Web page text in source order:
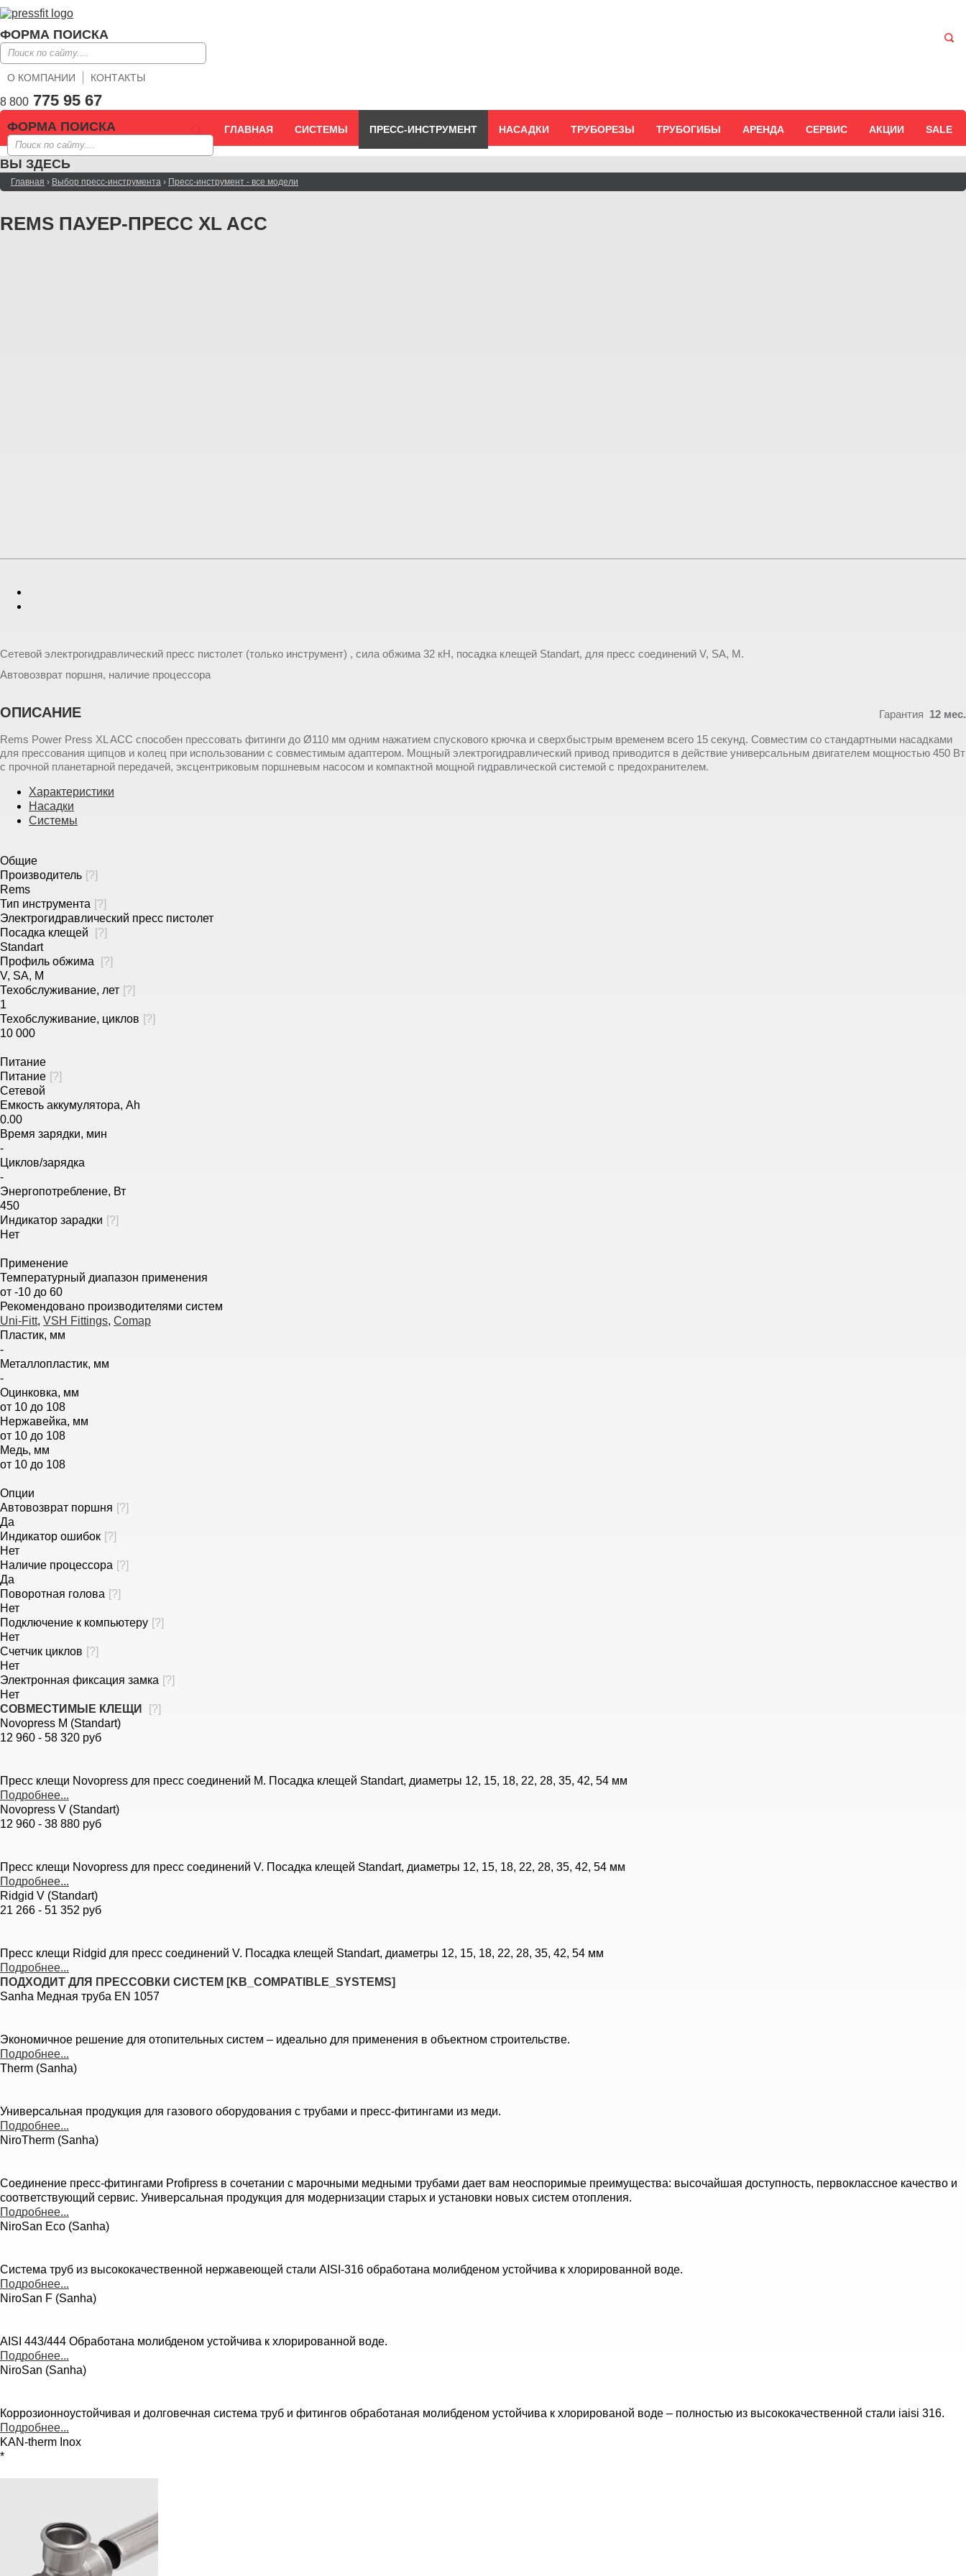
ФОРМА ПОИСКА
О КОМПАНИИ КОНТАКТЫ
8 800 775 95 67
ФОРМА ПОИСКА ГЛАВНАЯ СИСТЕМЫ ПРЕСС-ИНСТРУМЕНТ НАСАДКИ ТРУБОРЕЗЫ ТРУБОГИБЫ АРЕНДА СЕРВИС АКЦИИ SALE
ВЫ ЗДЕСЬ
Главная › Выбор пресс-инструмента › Пресс-инструмент - все модели
REMS ПАУЕР-ПРЕСС XL ACC
Сетевой электрогидравлический пресс пистолет (только инструмент) , сила обжима 32 кН, посадка клещей Standart, для пресс соединений V, SA, M.
Автовозврат поршня, наличие процессора
Гарантия 12 мес.
ОПИСАНИЕ
Rems Power Press XL ACC способен прессовать фитинги до Ø110 мм одним нажатием спускового крючка и сверхбыстрым временем всего 15 секунд. Совместим со стандартными насадками
для прессования щипцов и колец при использовании с совместимым адаптером. Мощный электрогидравлический привод приводится в действие универсальным двигателем мощностью 450 Вт
с прочной планетарной передачей, эксцентриковым поршневым насосом и компактной мощной гидравлической системой с предохранителем.
Характеристики
Насадки
Системы
Общие
Производитель [?]
Rems
Тип инструмента [?]
Электрогидравлический пресс пистолет
Посадка клещей
[?]
Standart
Профиль обжима
[?]
V, SA, M
Техобслуживание, лет [?]
1
Техобслуживание, циклов [?]
10 000
Питание
Питание [?]
Сетевой
Емкость аккумулятора, Ah
0.00
Время зарядки, мин
-
Циклов/зарядка
-
Энергопотребление, Вт
450
Индикатор зарадки [?]
Нет
Применение
Температурный диапазон применения
от -10 до 60
Рекомендовано производителями систем
Uni-Fitt, VSH Fittings, Comap
Пластик, мм
-
Металлопластик, мм
-
Оцинковка, мм
от 10 до 108
Нержавейка, мм
от 10 до 108
Медь, мм
от 10 до 108
Опции
Автовозврат поршня [?]
Да
Индикатор ошибок [?]
Нет
Наличие процессора [?]
Да
Поворотная голова [?]
Нет
Подключение к компьютеру [?]
Нет
Счетчик циклов [?]
Нет
Электронная фиксация замка [?]
Нет
СОВМЕСТИМЫЕ КЛЕЩИ
[?]
Novopress M (Standart)
12 960 - 58 320 руб
Пресс клещи Novopress для пресс соединений M. Посадка клещей Standart, диаметры 12, 15, 18, 22, 28, 35, 42, 54 мм
Подробнее...
Novopress V (Standart)
12 960 - 38 880 руб
Пресс клещи Novopress для пресс соединений V. Посадка клещей Standart, диаметры 12, 15, 18, 22, 28, 35, 42, 54 мм
Подробнее...
Ridgid V (Standart)
21 266 - 51 352 руб
Пресс клещи Ridgid для пресс соединений V. Посадка клещей Standart, диаметры 12, 15, 18, 22, 28, 35, 42, 54 мм
Подробнее...
ПОДХОДИТ ДЛЯ ПРЕССОВКИ СИСТЕМ [KB_COMPATIBLE_SYSTEMS]
Sanha Медная труба EN 1057
Экономичное решение для отопительных систем – идеально для применения в объектном строительстве.
Подробнее...
Therm (Sanha)
Универсальная продукция для газового оборудования с трубами и пресс-фитингами из меди.
Подробнее...
NiroTherm (Sanha)
Соединение пресс-фитингами Profipress в сочетании с марочными медными трубами дает вам неоспоримые преимущества: высочайшая доступность, первоклассное качество и
соответствующий сервис. Универсальная продукция для модернизации старых и установки новых систем отопления.
Подробнее...
NiroSan Eco (Sanha)
Система труб из высококачественной нержавеющей стали AISI-316 обработана молибденом устойчива к хлорированной воде.
Подробнее...
NiroSan F (Sanha)
AISI 443/444 Обработана молибденом устойчива к хлорированной воде.
Подробнее...
NiroSan (Sanha)
Коррозионноустойчивая и долговечная система труб и фитингов обработаная молибденом устойчива к хлорированой воде – полностью из высококачественной стали iaisi 316.
Подробнее...
KAN-therm Inox
*